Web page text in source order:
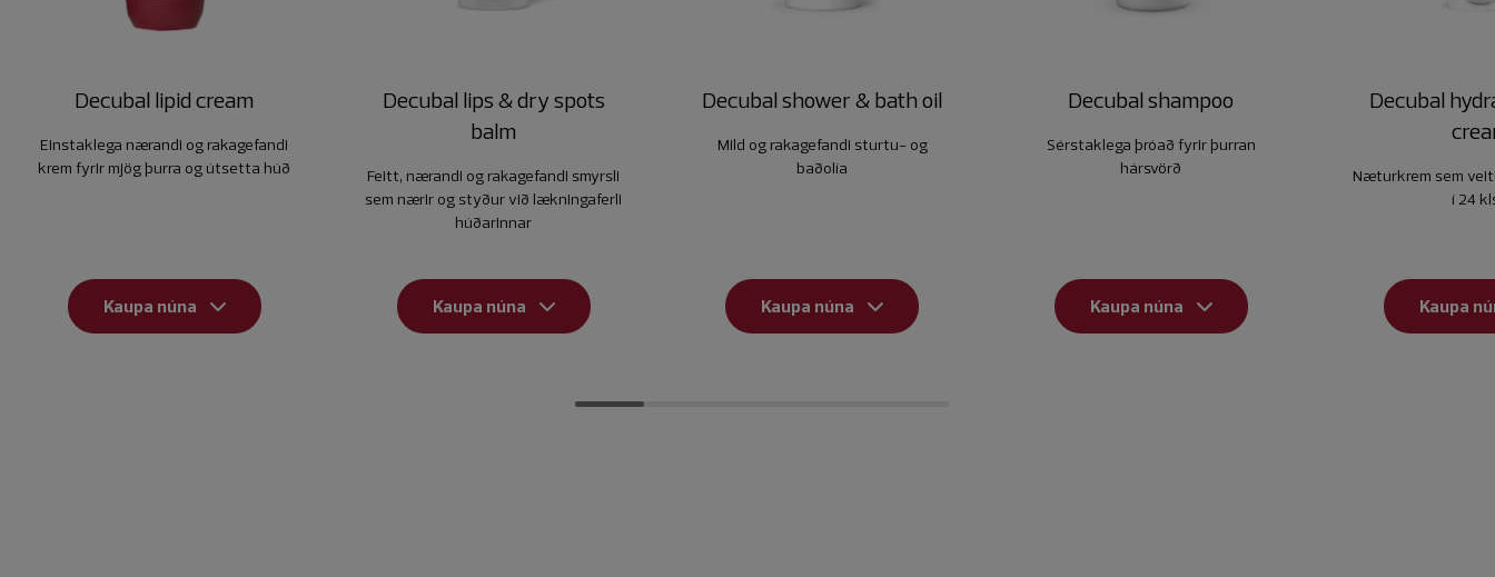
Decubal lipid cream
Einstaklega nærandi og rakagefandi
krem fyrir mjög þurra og útsetta húð
Kaupa núna
Decubal lips & dry spots
balm
Feitt, nærandi og rakagefandi smyrsli
sem nærir og styður við lækningaferli
húðarinnar
Kaupa núna
Decubal shower & bath oil
Mild og rakagefandi sturtu- og
baðolía
Kaupa núna
Decubal shampoo
Sérstaklega þróað fyrir þurran
hársvörð
Kaupa núna
Decubal
Næturkrem sem
í 24
Kaupa